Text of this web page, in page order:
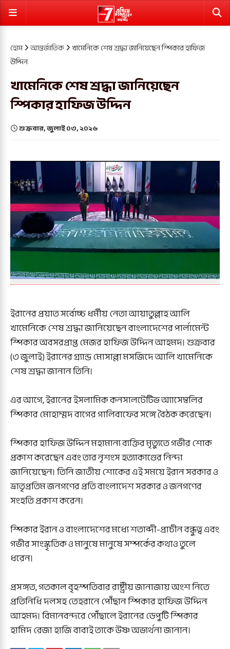
হোম আন্তর্জাতিক খামেনিকে শেষ শ্রদ্ধা জানিয়েছেন স্পিকার হাফিজ
উদ্দিন
খামেনিকে শেষ শ্রদ্ধা জানিয়েছেন
স্পিকার হাফিজ উদ্দিন
শুক্রবার, জুলাই ০৩, ২০২৬
ইরানের প্রয়াত সর্বোচ্চ ধর্মীয় নেতা আয়াতুল্লাহ আলি
খামেনিকে শেষ শ্রদ্ধা জানিয়েছেন বাংলাদেশের পার্লামেন্ট
স্পিকার অবসরপ্রাপ্ত মেজর হাফিজ উদ্দিন আহমদ। শুক্রবার
(৩ জুলাই) ইরানের গ্র্যান্ড মোসাল্লা মসজিদে আলি খামেনিকে
শেষ শ্রদ্ধা জানান তিনি।
এর আগে, ইরানের ইসলামিক কনসালটেটিভ অ্যাসেম্বলির
স্পিকার মোহাম্মদ বাগের গালিবাফের সঙ্গে বৈঠক করেছেন।
স্পিকার হাফিজ উদ্দিন মহামান্য ব্যক্তির মৃত্যুতে গভীর শোক
প্রকাশ করেছেন এবং তার নৃশংস হত্যাকাণ্ডের নিন্দা
জানিয়েছেন। তিনি জাতীয় শোকের এই সময়ে ইরান সরকার ও
ভ্রাতৃপ্রতিম জনগণের প্রতি বাংলাদেশ সরকার ও জনগণের
সংহতি প্রকাশ করেন।
স্পিকার ইরান ও বাংলাদেশের মধ্যে শতাব্দী-প্রাচীন বন্ধুত্ব এবং
গভীর সাংস্কৃতিক ও মানুষে মানুষে সম্পর্কের কথাও তুলে
ধরেন।
প্রসঙ্গত, গতকাল বৃহস্পতিবার রাষ্ট্রীয় জানাজায় অংশ নিতে
প্রতিনিধি দলসহ তেহরানে পৌঁছান স্পিকার হাফিজ উদ্দিন
আহমদ। বিমানবন্দরে পৌঁছালে ইরানের ডেপুটি স্পিকার
হামিদ রেজা হাজি বাবাই তাকে উষ্ণ অভ্যর্থনা জানান।